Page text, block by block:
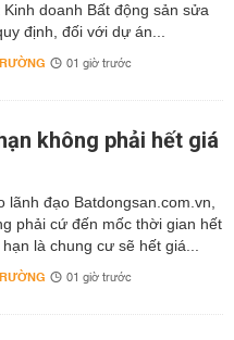
Kinh doanh Bất động sản sửa
định, đối với dự án...
01 giờ trước
không phải hết giá
lãnh đạo Batdongsan.com.vn,
phải cứ đến mốc thời gian hết
là chung cư sẽ hết giá...
01 giờ trước